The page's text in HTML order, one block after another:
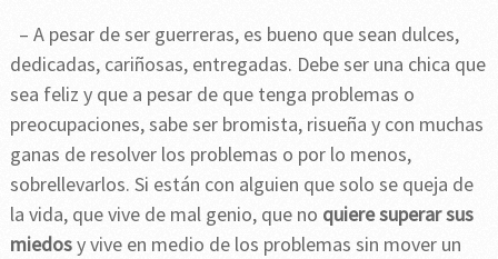
– A pesar de ser guerreras, es bueno que sean dulces,
dedicadas, cariñosas, entregadas. Debe ser una chica que
sea feliz y que a pesar de que tenga problemas o
preocupaciones, sabe ser bromista, risueña y con muchas
ganas de resolver los problemas o por lo menos,
sobrellevarlos. Si están con alguien que solo se queja de
la vida, que vive de mal genio, que no quiere superar sus
miedosy vive en medio de los problemas sin mover un